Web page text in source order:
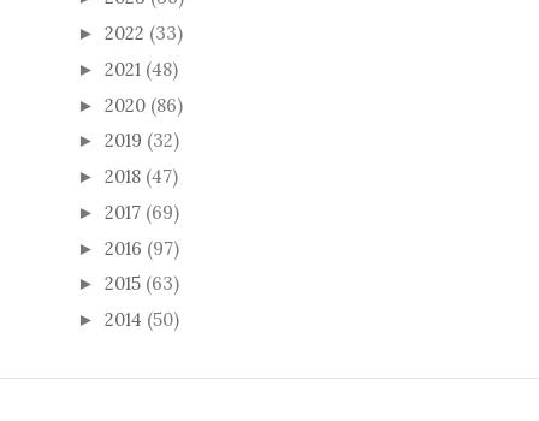
► 2022 (33)
► 2021 (48)
► 2020 (86)
► 2019 (32)
► 2018 (47)
► 2017 (69)
► 2016 (97)
► 2015 (63)
► 2014 (50)